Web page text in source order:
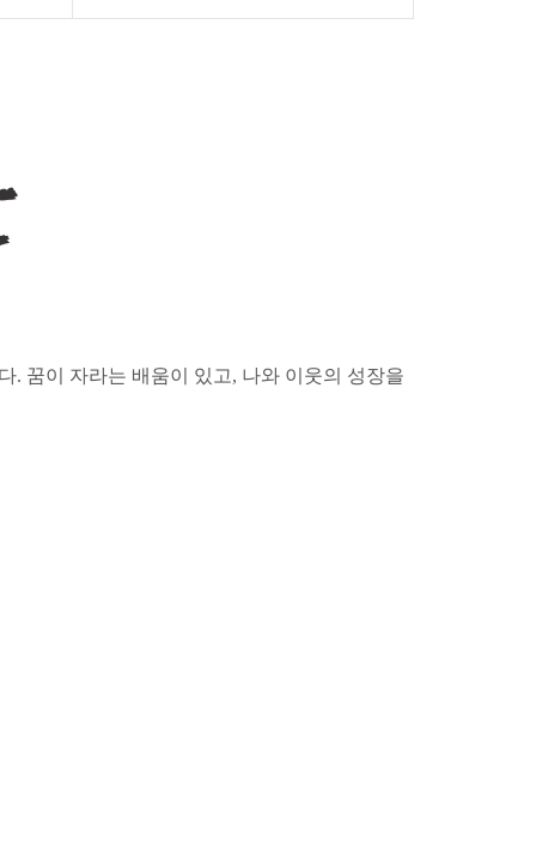
. 꿈이 자라는 배움이 있고, 나와 이웃의 성장을